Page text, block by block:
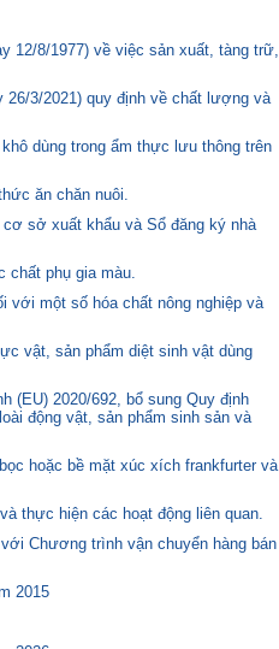
12/8/1977) về việc sản xuất, tàng trữ,
26/3/2021) quy định về chất lượng và
dùng trong ẩm thực lưu thông trên
ăn chăn nuôi.
sở xuất khẩu và Sổ đăng ký nhà
chất phụ gia màu.
với một số hóa chất nông nghiệp và
vật, sản phẩm diệt sinh vật dùng
(EU) 2020/692, bổ sung Quy định
động vật, sản phẩm sinh sản và
hoặc bề mặt xúc xích frankfurter và
thực hiện các hoạt động liên quan.
Chương trình vận chuyển hàng bán
2015